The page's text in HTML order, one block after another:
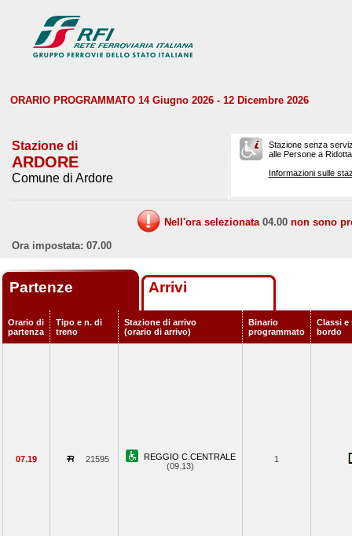
ORARIO PROGRAMMATO 14 Giugno 2026 - 12 Dicembre 2026
Stazione di
ARDORE
Comune di Ardore
Stazione senza
alle Persone a
Informazioni sulle
Nell'ora selezionata 04.00 non sono
Ora impostata: 07.00
Partenze Arrivi
Orario di
partenza
Tipo e n. di
treno
Stazione di arrivo
(orario di arrivo)
Binario
programmato
Classi e
bordo
07.19 21595
REGGIO C.CENTRALE
(09.13)
1